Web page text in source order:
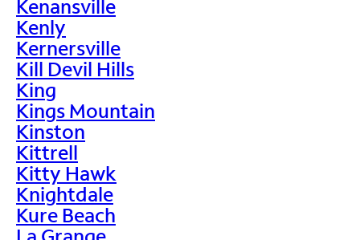
Kenansville
Kenly
Kernersville
Kill Devil Hills
King
Kings Mountain
Kinston
Kittrell
Kitty Hawk
Knightdale
Kure Beach